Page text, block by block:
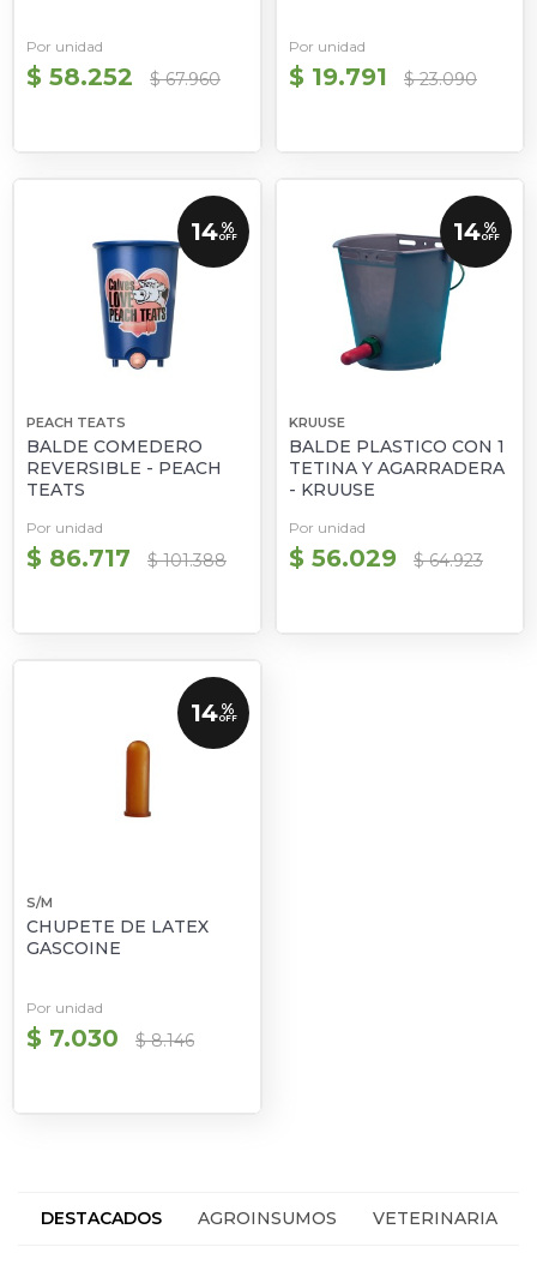
Por unidad
$ 58.252 $ 67.960
Por unidad
$ 19.791 $ 23.090
14 %
OFF
PEACH TEATS
BALDE COMEDERO
REVERSIBLE - PEACH
TEATS
Por unidad
$ 86.717 $ 101.388
14 %
OFF
KRUUSE
BALDE PLASTICO CON 1
TETINA Y AGARRADERA
- KRUUSE
Por unidad
$ 56.029 $ 64.923
14 %
OFF
S/M
CHUPETE DE LATEX
GASCOINE
Por unidad
$ 7.030 $ 8.146
DESTACADOS AGROINSUMOS VETERINARIA